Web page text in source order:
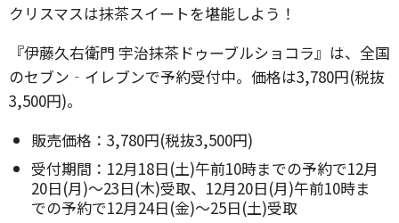
クリスマスは抹茶スイートを堪能しよう！
『伊藤久右衛門 宇治抹茶ドゥーブルショコラ』は、全国
のセブン‐イレブンで予約受付中。価格は3,780円(税抜
3,500円)。
販売価格：3,780円(税抜3,500円)
受付期間：12月18日(土)午前10時までの予約で12月
20日(月)～23日(木)受取、12月20日(月)午前10時ま
での予約で12月24日(金)～25日(土)受取